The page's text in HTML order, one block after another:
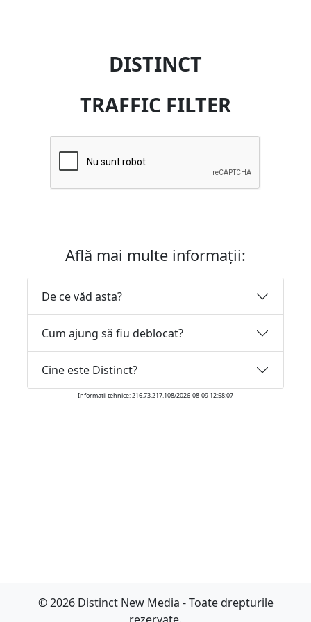
DISTINCT
TRAFFIC FILTER
Află mai multe informații:
De ce văd asta?
Cum ajung să fiu deblocat?
Cine este Distinct?
Informatii tehnice: 216.73.217.108/2026-08-09 12:58:07
© 2026 Distinct New Media - Toate drepturile